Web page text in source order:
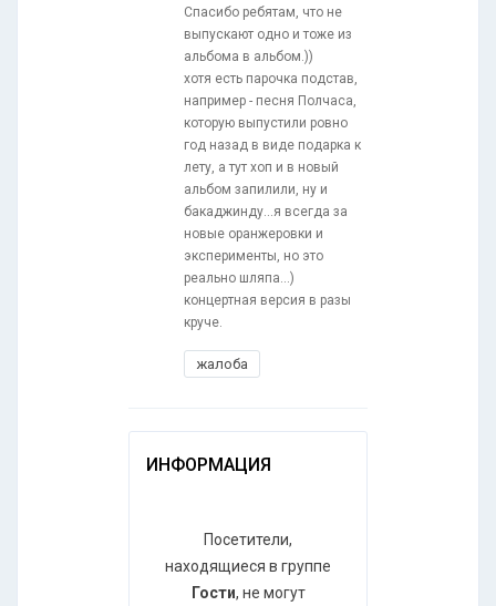
Спасибо ребятам, что не
выпускают одно и тоже из
альбома в альбом.))
хотя есть парочка подстав,
например - песня Полчаса,
которую выпустили ровно
год назад в виде подарка к
лету, а тут хоп и в новый
альбом запилили, ну и
бакаджинду...я всегда за
новые оранжеровки и
эксперименты, но это
реально шляпа...)
концертная версия в разы
круче.
жалоба
ИНФОРМАЦИЯ
Посетители,
находящиеся в группе
Гости, не могут